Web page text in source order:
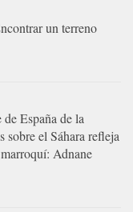
un terreno
España de la
el Sáhara refleja
Adnane